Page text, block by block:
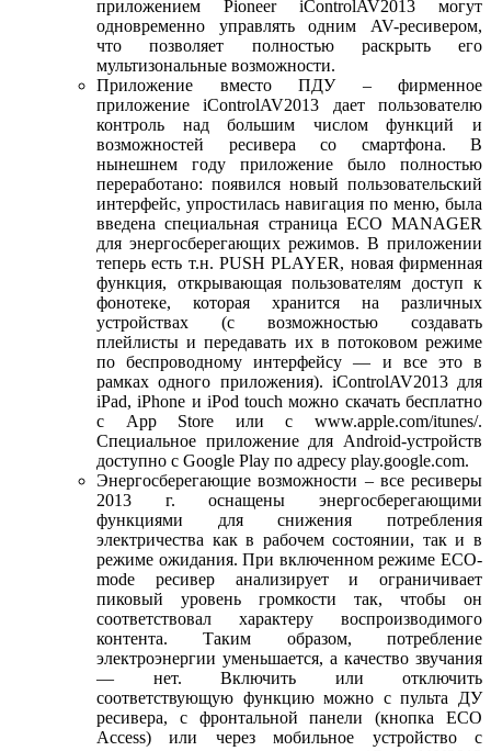
приложением Pioneer iControlAV2013 могут
одновременно управлять одним AV-ресивером,
что позволяет полностью раскрыть его
мультизональные возможности.
Приложение вместо ПДУ – фирменное
приложение iControlAV2013 дает пользователю
контроль над большим числом функций и
возможностей ресивера со смартфона. В
нынешнем году приложение было полностью
переработано: появился новый пользовательский
интерфейс, упростилась навигация по меню, была
введена специальная страница ECO MANAGER
для энергосберегающих режимов. В приложении
теперь есть т.н. PUSH PLAYER, новая фирменная
функция, открывающая пользователям доступ к
фонотеке, которая хранится на различных
устройствах (с возможностью создавать
плейлисты и передавать их в потоковом режиме
по беспроводному интерфейсу — и все это в
рамках одного приложения). iControlAV2013 для
iPad, iPhone и iPod touch можно скачать бесплатно
с App Store или с www.apple.com/itunes/.
Специальное приложение для Android-устройств
доступно с Google Play по адресу play.google.com.
Энергосберегающие возможности – все ресиверы
2013 г. оснащены энергосберегающими
функциями для снижения потребления
электричества как в рабочем состоянии, так и в
режиме ожидания. При включенном режиме ECO-
mode ресивер анализирует и ограничивает
пиковый уровень громкости так, чтобы он
соответствовал характеру воспроизводимого
контента. Таким образом, потребление
электроэнергии уменьшается, а качество звучания
— нет. Включить или отключить
соответствующую функцию можно с пульта ДУ
ресивера, с фронтальной панели (кнопка ECO
Access) или через мобильное устройство с